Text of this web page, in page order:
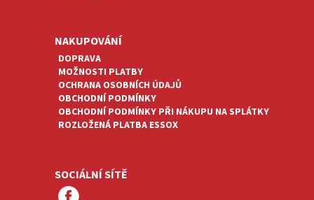
NAKUPOVÁNÍ
DOPRAVA
MOŽNOSTI PLATBY
OCHRANA OSOBNÍCH ÚDAJŮ
OBCHODNÍ PODMÍNKY
OBCHODNÍ PODMÍNKY PŘI NÁKUPU NA SPLÁTKY
ROZLOŽENÁ PLATBA ESSOX
SOCIÁLNÍ SÍTĚ